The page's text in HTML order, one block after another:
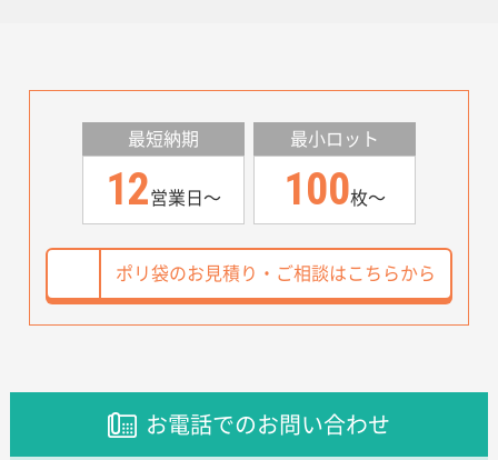
最短納期
12営業日〜
最小ロット
100枚〜
ポリ袋のお見積り・ご相談はこちらから
お電話でのお問い合わせ